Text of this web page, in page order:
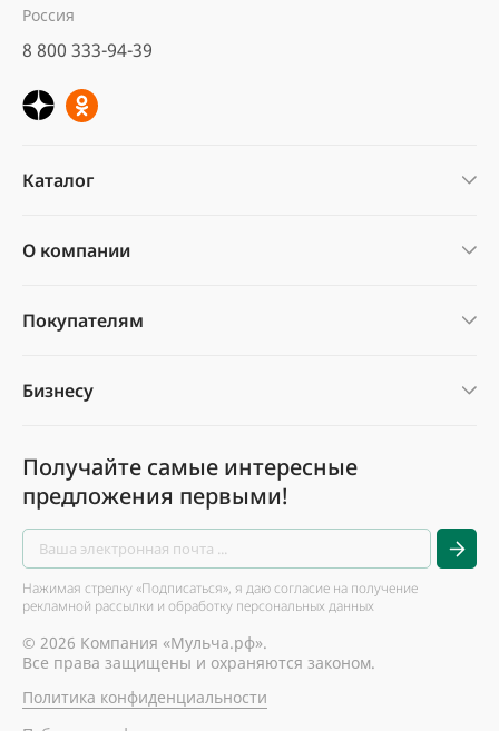
Россия
8 800 333-94-39
Каталог
О компании
Покупателям
Бизнесу
Получайте самые интересные
предложения первыми!
Нажимая стрелку «Подписаться», я даю согласие на получение
рекламной рассылки и обработку персональных данных
© 2026 Компания «Мульча.рф».
Все права защищены и охраняются законом.
Политика конфиденциальности